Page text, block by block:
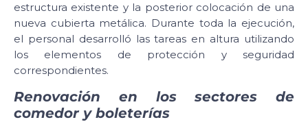
estructura existente y la posterior colocación de una
nueva cubierta metálica. Durante toda la ejecución,
el personal desarrolló las tareas en altura utilizando
los elementos de protección y seguridad
correspondientes.
Renovación en los sectores de
comedor y boleterías